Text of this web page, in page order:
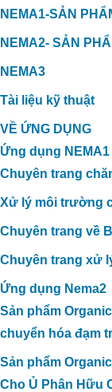
NEMA1-SẢN
NEMA2- SẢN
NEMA3
Tài liệu kỹ thuật
VỀ ỨNG DỤNG
Ứng dụng NEMA1
Chuyên trang
Xử lý môi trường
Chuyên trang về
Chuyên trang xử
Ứng dụng Nema2
Sản phẩm
chuyển hóa đạm
Sản phẩm
Cho Ủ Phân Hữu